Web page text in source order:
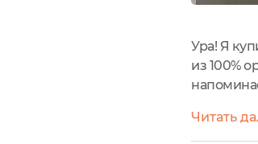
Ура! Я
из 100%
Читать